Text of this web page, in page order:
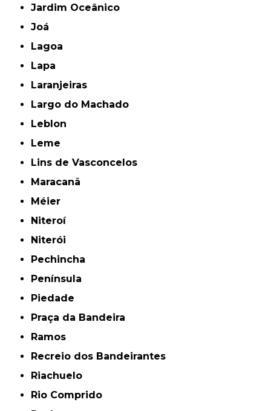
Jardim Oceânico
Joá
Lagoa
Lapa
Laranjeiras
Largo do Machado
Leblon
Leme
Lins de Vasconcelos
Maracanã
Méier
Niteroí
Niterói
Pechincha
Península
Piedade
Praça da Bandeira
Ramos
Recreio dos Bandeirantes
Riachuelo
Rio Comprido